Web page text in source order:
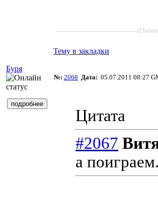
Тему в закладки
Буря
№: 2068 Дата: 05.07.2011 08:27
Цитата
#2067
а поиграем.